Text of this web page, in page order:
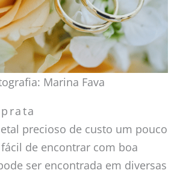
Marina Fava
precioso de custo um pouco
de encontrar com boa
ser encontrada em diversas